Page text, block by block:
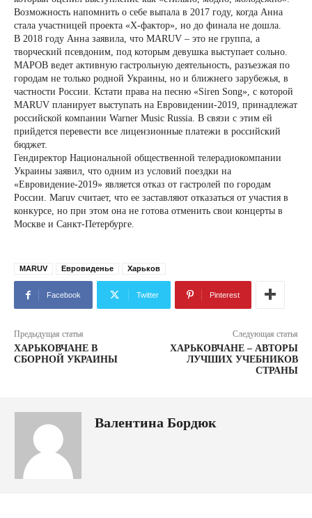
Возможность напомнить о себе выпала в 2017 году, когда Анна
стала участницей проекта «Х-фактор», но до финала не дошла.
В 2018 году Анна заявила, что MARUV – это не группа, а
творческий псевдоним, под которым девушка выступает сольно.
МАРОВ ведет активную гастрольную деятельность, разъезжая по
городам не только родной Украины, но и ближнего зарубежья, в
частности России. Кстати права на песню «Siren Song», с которой
MARUV планирует выступать на Евровидении-2019, принадлежат
российской компании Warner Music Russia. В связи с этим ей
прийдется перевести все лицензионные платежи в российский
бюджет.
Гендиректор Национальной общественной телерадиокомпании
Украины заявил, что одним из условий поездки на
«Евровидение-2019» является отказ от гастролей по городам
России. Maruv считает, что ее заставляют отказаться от участия в
конкурсе, но при этом она не готова отменить свои концерты в
Москве и Санкт-Петербурге.
MARUV Евровиденье Харьков
Facebook Twitter Pinterest
Предыдущая статья
ХАРЬКОВЧАНЕ В
СБОРНОЙ УКРАИНЫ
Следующая статья
ХАРЬКОВЧАНЕ – АВТОРЫ
ЛУЧШИХ УЧЕБНИКОВ
СТРАНЫ
Валентина Бордюк